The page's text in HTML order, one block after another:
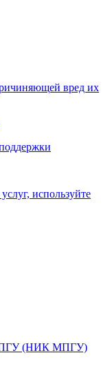
вред их
используйте
МПГУ (НИК МПГУ)